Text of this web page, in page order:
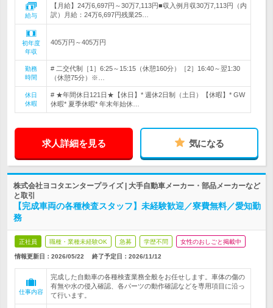
給与
【月給】24万6,697円～30万7,113円■収入例月収30万7,113円（内
訳）月給：24万6,697円残業25…
初年度
年収
405万円～405万円
勤務
時間
# 二交代制［1］6:25～15:15（休憩160分）［2］16:40～翌1:30
（休憩75分）※…
休日
休暇
# ★年間休日121日★【休日】* 週休2日制（土日）【休暇】* GW
休暇* 夏季休暇* 年末年始休…
求人詳細を見る 気になる
株式会社ヨコタエンタープライズ | 大手自動車メーカー・部品メーカーなど
と取引
【完成車両の各種検査スタッフ】未経験歓迎／寮費無料／愛知勤
務
正社員 職種・業種未経験OK 急募 学歴不問 女性のおしごと掲載中
情報更新日：2026/05/22 終了予定日： 2026/11/12
仕事内容
完成した自動車の各種検査業務全般をお任せします。車体の傷の
有無や水の侵入確認、各パーツの動作確認などを専用項目に沿っ
て行います。